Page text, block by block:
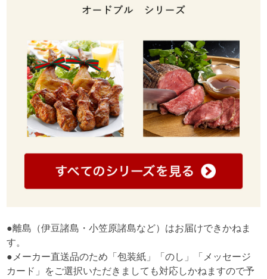
●離島（伊豆諸島・小笠原諸島など）はお届けできかねま
す。
●メーカー直送品のため「包装紙」「のし」「メッセージ
カード」をご選択いただきましても対応しかねますので予